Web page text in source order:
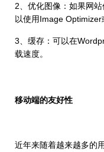
2、优化图像：如果网
以使用Image Optimizer
3、缓存：可以在
载速度。
移动端的友好性
近年来随着越来越多的